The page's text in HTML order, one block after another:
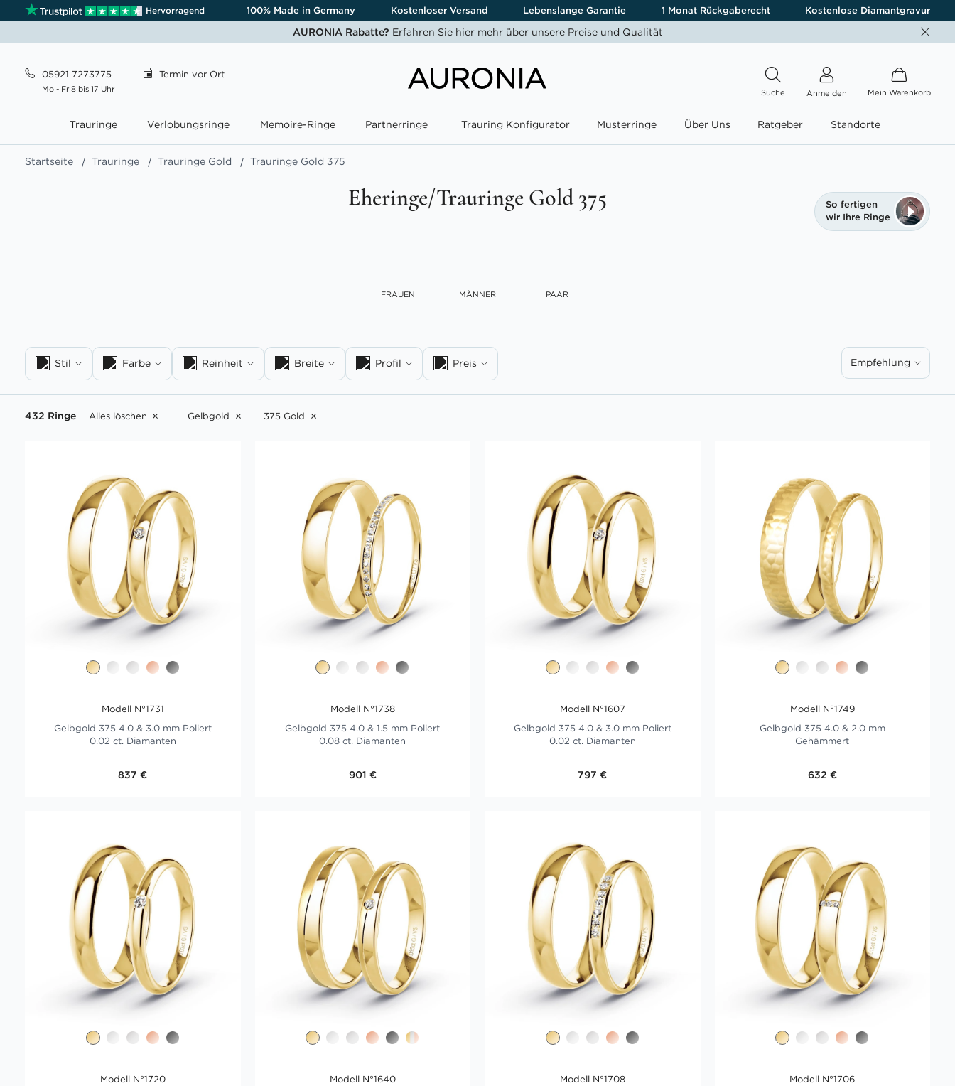
Hervorragend 100% Made in Germany Kostenloser Versand Lebenslange Garantie 1 Monat Rückgaberecht Kostenlose Diamantgravur
AURONIA Rabatte? Erfahren Sie hier mehr über unsere Preise und Qualität
05921 7273775
Mo - Fr 8 bis 17 Uhr
Termin vor Ort
Suche Anmelden Mein Warenkorb
Trauringe Verlobungsringe Memoire-Ringe Partnerringe Trauring Konfigurator Musterringe Über Uns Ratgeber Standorte
Startseite Trauringe Trauringe Gold Trauringe Gold 375
Eheringe/Trauringe Gold 375
So fertigen
wir Ihre Ringe
FRAUEN MÄNNER PAAR
Stil Farbe Reinheit Breite Profil Preis Empfehlung
432 Ringe Alles löschen Gelbgold 375 Gold
Modell N°1731
Gelbgold 375 4.0 & 3.0 mm Poliert
0.02 ct. Diamanten
837 €
Modell N°1738
Gelbgold 375 4.0 & 1.5 mm Poliert
0.08 ct. Diamanten
901 €
Modell N°1607
Gelbgold 375 4.0 & 3.0 mm Poliert
0.02 ct. Diamanten
797 €
Modell N°1749
Gelbgold 375 4.0 & 2.0 mm
Gehämmert
632 €
Modell N°1720
Modell N°1640
Modell N°1708
Modell N°1706